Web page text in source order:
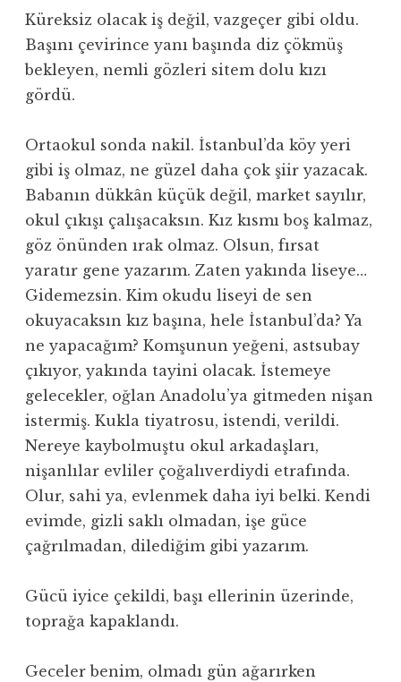
Küreksiz olacak iş değil, vazgeçer gibi oldu.
Başını çevirince yanı başında diz çökmüş
bekleyen, nemli gözleri sitem dolu kızı
gördü.
Ortaokul sonda nakil. İstanbul’da köy yeri
gibi iş olmaz, ne güzel daha çok şiir yazacak.
Babanın dükkân küçük değil, market sayılır,
okul çıkışı çalışacaksın. Kız kısmı boş kalmaz,
göz önünden ırak olmaz. Olsun, fırsat
yaratır gene yazarım. Zaten yakında liseye…
Gidemezsin. Kim okudu liseyi de sen
okuyacaksın kız başına, hele İstanbul’da? Ya
ne yapacağım? Komşunun yeğeni, astsubay
çıkıyor, yakında tayini olacak. İstemeye
gelecekler, oğlan Anadolu’ya gitmeden nişan
istermiş. Kukla tiyatrosu, istendi, verildi.
Nereye kaybolmuştu okul arkadaşları,
nişanlılar evliler çoğalıverdiydi etrafında.
Olur, sahi ya, evlenmek daha iyi belki. Kendi
evimde, gizli saklı olmadan, işe güce
çağrılmadan, dilediğim gibi yazarım.
Gücü iyice çekildi, başı ellerinin üzerinde,
toprağa kapaklandı.
Geceler benim, olmadı gün ağarırken